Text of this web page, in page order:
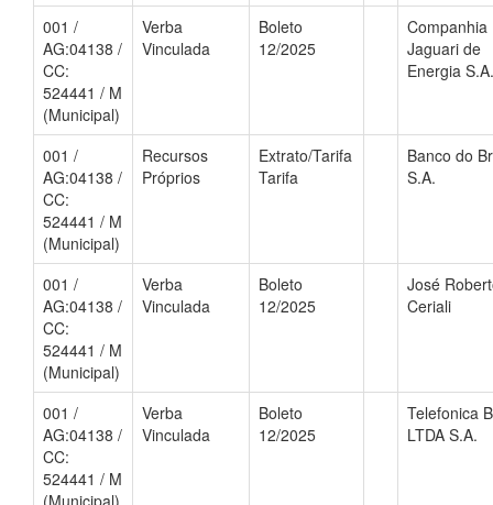
001 /
AG:04138 /
CC:
524441 / M
(Municipal)
Verba
Vinculada
Boleto
12/2025
Companhia
Jaguari de
Energia S.A.
001 /
AG:04138 /
CC:
524441 / M
(Municipal)
Recursos
Próprios
Extrato/Tarifa
Tarifa
Banco do
S.A.
001 /
AG:04138 /
CC:
524441 / M
(Municipal)
Verba
Vinculada
Boleto
12/2025
José
Ceriali
001 /
AG:04138 /
CC:
524441 / M
(Municipal)
Verba
Vinculada
Boleto
12/2025
Telefonica
LTDA S.A.